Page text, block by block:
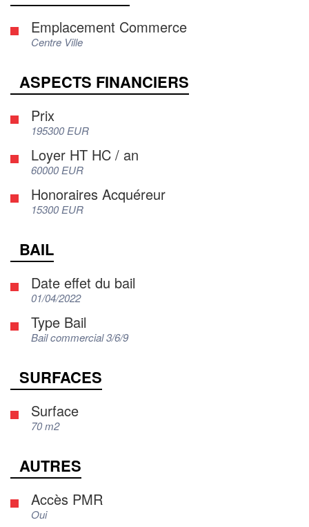
Emplacement Commerce
Centre Ville
ASPECTS FINANCIERS
Prix
195300 EUR
Loyer HT HC / an
60000 EUR
Honoraires Acquéreur
15300 EUR
BAIL
Date effet du bail
01/04/2022
Type Bail
Bail commercial 3/6/9
SURFACES
Surface
70 m2
AUTRES
Accès PMR
Oui